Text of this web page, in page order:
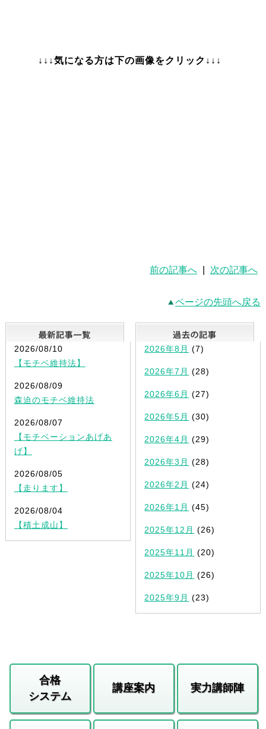
↓↓↓気になる方は下の画像をクリック↓↓↓
前の記事へ 次の記事へ
ページの先頭へ戻る
最新記事一覧
2026/08/10
【モチベ維持法】
2026/08/09
森迫のモチベ維持法
2026/08/07
【モチベーションあげあ
げ】
2026/08/05
【走ります】
2026/08/04
【積土成山】
2026年8月 (7)
2026年7月 (28)
2026年6月 (27)
2026年5月 (30)
2026年4月 (29)
2026年3月 (28)
2026年2月 (24)
2026年1月 (45)
2025年12月 (26)
2025年11月 (20)
2025年10月 (26)
2025年9月 (23)
合格
システム
講座案内 実力講師陣